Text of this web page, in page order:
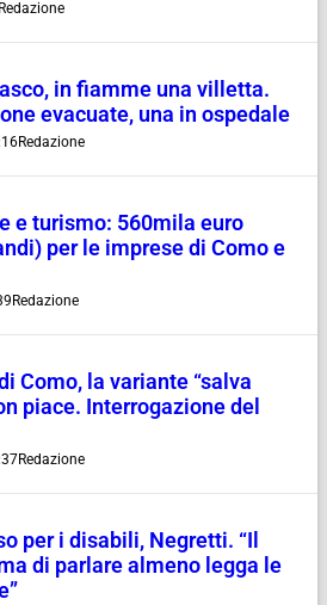
Redazione
in fiamme una villetta.
evacuate, una in ospedale
Redazione
e turismo: 560mila euro
per le imprese di Como e
Redazione
Como, la variante “salva
piace. Interrogazione del
Redazione
per i disabili, Negretti. “Il
di parlare almeno legga le